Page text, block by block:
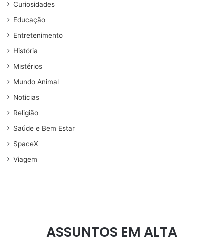
Curiosidades
Educação
Entretenimento
História
Mistérios
Mundo Animal
Noticias
Religião
Saúde e Bem Estar
SpaceX
Viagem
ASSUNTOS EM ALTA